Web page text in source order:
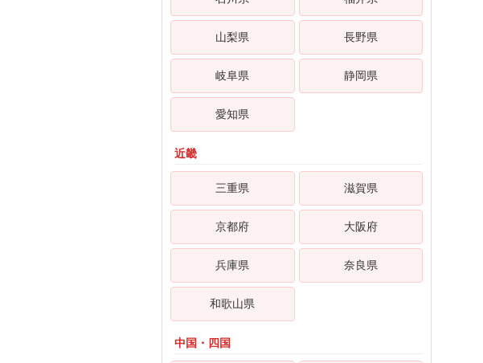
山梨県 長野県
岐阜県 静岡県
愛知県
近畿
三重県 滋賀県
京都府 大阪府
兵庫県 奈良県
和歌山県
中国・四国